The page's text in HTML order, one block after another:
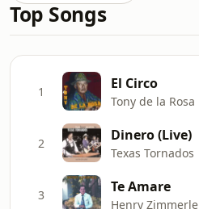
Top Songs
1 El Circo
Tony de la Rosa
2 Dinero (Live)
Texas Tornados
3 Te Amare
Henry Zimmerle